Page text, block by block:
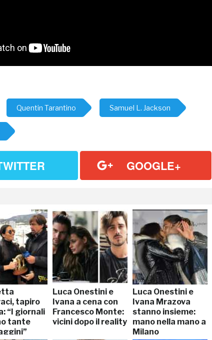
Quentin Tarantino Samuel L. Jackson
GOOGLE+
tapiro
“I giornali
tante
Luca Onestini e
Ivana a cena con
Francesco Monte:
vicini dopo il reality
Luca Onestini e
Ivana Mrazova
stanno insieme:
mano nella mano a
Milano